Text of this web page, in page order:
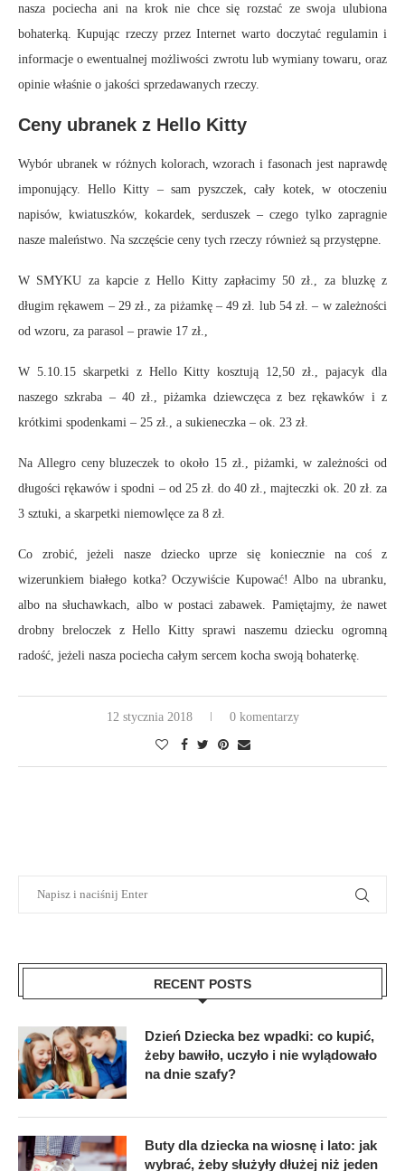
nasza pociecha ani na krok nie chce się rozstać ze swoja ulubiona
bohaterką. Kupując rzeczy przez Internet warto doczytać regulamin i
informacje o ewentualnej możliwości zwrotu lub wymiany towaru, oraz
opinie właśnie o jakości sprzedawanych rzeczy.
Ceny ubranek z Hello Kitty
Wybór ubranek w różnych kolorach, wzorach i fasonach jest naprawdę
imponujący. Hello Kitty – sam pyszczek, cały kotek, w otoczeniu
napisów, kwiatuszków, kokardek, serduszek – czego tylko zapragnie
nasze maleństwo. Na szczęście ceny tych rzeczy również są przystępne.
W SMYKU za kapcie z Hello Kitty zapłacimy 50 zł., za bluzkę z
długim rękawem – 29 zł., za piżamkę – 49 zł. lub 54 zł. – w zależności
od wzoru, za parasol – prawie 17 zł.,
W 5.10.15 skarpetki z Hello Kitty kosztują 12,50 zł., pajacyk dla
naszego szkraba – 40 zł., piżamka dziewczęca z bez rękawków i z
krótkimi spodenkami – 25 zł., a sukieneczka – ok. 23 zł.
Na Allegro ceny bluzeczek to około 15 zł., piżamki, w zależności od
długości rękawów i spodni – od 25 zł. do 40 zł., majteczki ok. 20 zł. za
3 sztuki, a skarpetki niemowlęce za 8 zł.
Co zrobić, jeżeli nasze dziecko uprze się koniecznie na coś z
wizerunkiem białego kotka? Oczywiście Kupować! Albo na ubranku,
albo na słuchawkach, albo w postaci zabawek. Pamiętajmy, że nawet
drobny breloczek z Hello Kitty sprawi naszemu dziecku ogromną
radość, jeżeli nasza pociecha całym sercem kocha swoją bohaterkę.
12 stycznia 2018 0 komentarzy
RECENT POSTS
Dzień Dziecka bez wpadki: co kupić,
żeby bawiło, uczyło i nie wylądowało
na dnie szafy?
Buty dla dziecka na wiosnę i lato: jak
wybrać, żeby służyły dłużej niż jeden